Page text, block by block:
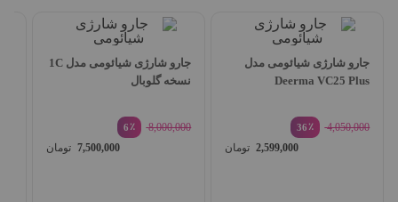
جارو شارژی شیائومی مدل
Deerma VC25 Plus
٪ 36 4,050,000
2,599,000 تومان
جارو شارژی شیائومی مدل 1C
نسخه گلوبال
٪ 6 8,000,000
7,500,000 تومان